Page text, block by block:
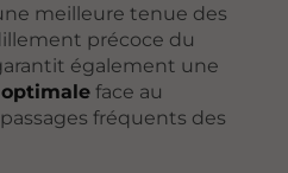
meilleure tenue des
précoce du
également une
face au
fréquents des